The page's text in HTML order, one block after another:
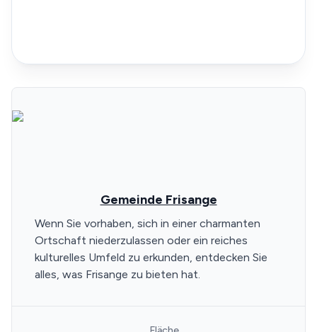
Gemeinde Frisange
Wenn Sie vorhaben, sich in einer charmanten
Ortschaft niederzulassen oder ein reiches
kulturelles Umfeld zu erkunden, entdecken Sie
alles, was Frisange zu bieten hat.